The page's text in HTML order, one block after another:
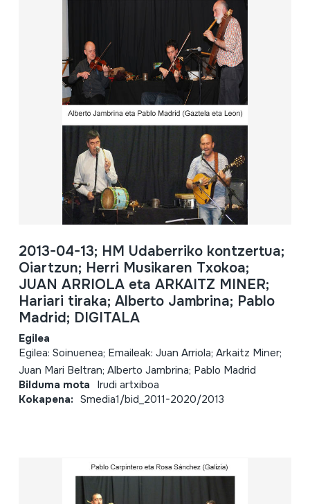
2013-04-13; HM Udaberriko kontzertua;
Oiartzun; Herri Musikaren Txokoa;
JUAN ARRIOLA eta ARKAITZ MINER;
Hariari tiraka; Alberto Jambrina; Pablo
Madrid; DIGITALA
Egilea
Egilea: Soinuenea; Emaileak: Juan Arriola; Arkaitz Miner;
Juan Mari Beltran; Alberto Jambrina; Pablo Madrid
Bilduma mota Irudi artxiboa
Kokapena: Smedia1/bid_2011-2020/2013